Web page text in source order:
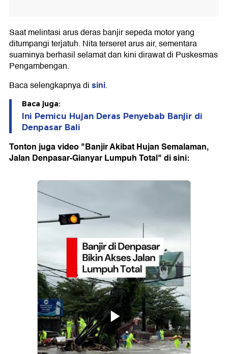
Saat melintasi arus deras banjir sepeda motor yang
ditumpangi terjatuh. Nita terseret arus air, sementara
suaminya berhasil selamat dan kini dirawat di Puskesmas
Pengambengan.
Baca selengkapnya disini.
Baca juga:
Ini Pemicu Hujan Deras Penyebab Banjir di
Denpasar Bali
Tonton juga video "Banjir Akibat Hujan Semalaman,
Jalan Denpasar-Gianyar Lumpuh Total" di sini: